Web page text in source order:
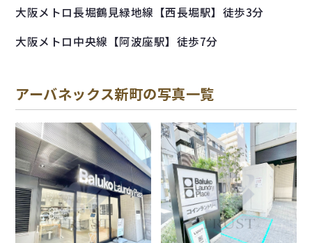
大阪メトロ長堀鶴見緑地線【西長堀駅】徒歩3分
大阪メトロ中央線【阿波座駅】徒歩7分
アーバネックス新町の写真一覧